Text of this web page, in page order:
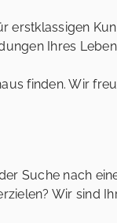
erstklassigen
Ihres
finden. Wir
Suche nach
Wir sind